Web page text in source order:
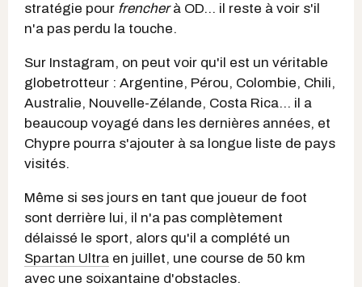
stratégie pour frencherà OD... il reste à voir s'il
n'a pas perdu la touche.
Sur Instagram, on peut voir qu'il est un véritable
globetrotteur : Argentine, Pérou, Colombie, Chili,
Australie, Nouvelle-Zélande, Costa Rica... il a
beaucoup voyagé dans les dernières années, et
Chypre pourra s'ajouter à sa longue liste de pays
visités.
Même si ses jours en tant que joueur de foot
sont derrière lui, il n'a pas complètement
délaissé le sport, alors qu'il a complété un
Spartan Ultra en juillet, une course de 50 km
avec une soixantaine d'obstacles.